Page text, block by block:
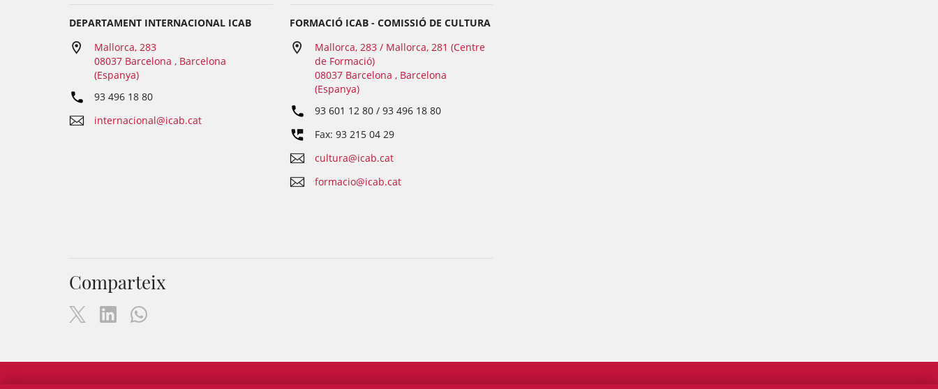
DEPARTAMENT INTERNACIONAL ICAB
Mallorca, 283
08037 Barcelona , Barcelona
(Espanya)
93 496 18 80
internacional@icab.cat
FORMACIÓ ICAB - COMISSIÓ DE CULTURA
Mallorca, 283 / Mallorca, 281 (Centre
de Formació)
08037 Barcelona , Barcelona
(Espanya)
93 601 12 80 / 93 496 18 80
Fax: 93 215 04 29
cultura@icab.cat
formacio@icab.cat
Comparteix